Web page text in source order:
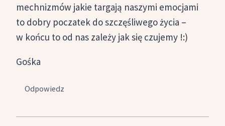
mechnizmów jakie targają naszymi emocjami
to dobry poczatek do szczęśliwego życia –
w końcu to od nas zależy jak się czujemy !:)
Gośka
Odpowiedz